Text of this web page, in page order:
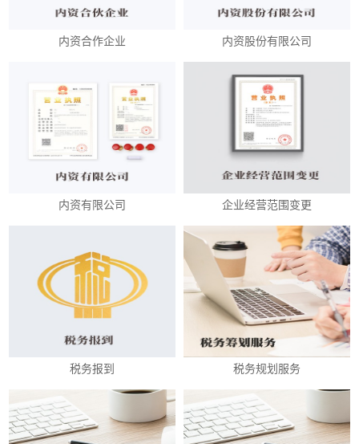
内资合作企业 内资股份有限公司
内资有限公司 企业经营范围变更
税务报到 税务规划服务